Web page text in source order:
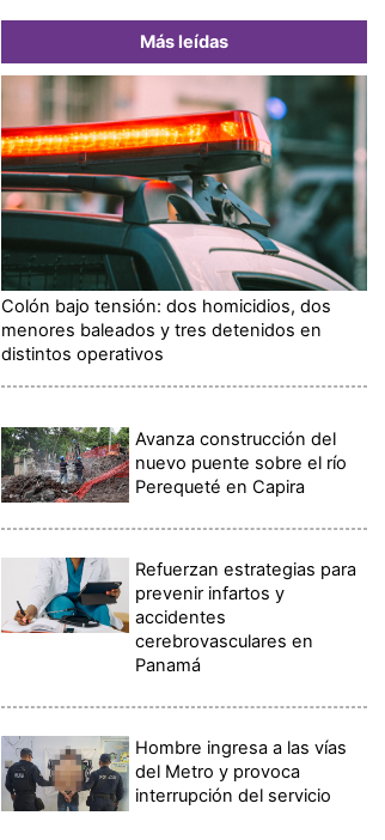
Más leídas
Colón bajo tensión: dos homicidios, dos
menores baleados y tres detenidos en
distintos operativos
Avanza construcción del
nuevo puente sobre el río
Perequeté en Capira
Refuerzan estrategias para
prevenir infartos y
accidentes
cerebrovasculares en
Panamá
Hombre ingresa a las vías
del Metro y provoca
interrupción del servicio